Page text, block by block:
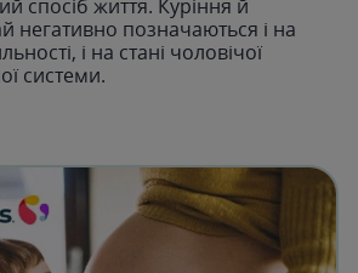
спосіб життя. Куріння й
негативно позначаються і на
і на стані чоловічої
системи.